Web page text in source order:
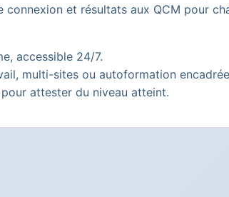
connexion et résultats aux QCM pour
accessible 24/7.
multi-sites ou autoformation
attester du niveau atteint.